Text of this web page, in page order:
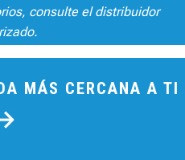
consulte el distribuidor
MÁS CERCANA A TI